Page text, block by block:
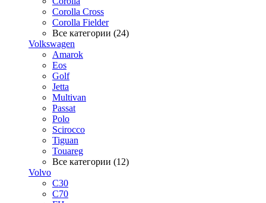
Corolla Cross
Corolla Fielder
Все категории (24)
Volkswagen
Amarok
Eos
Golf
Jetta
Multivan
Passat
Polo
Scirocco
Tiguan
Touareg
Все категории (12)
Volvo
C30
C70